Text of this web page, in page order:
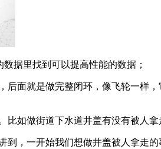
据里找到可以提高性能的数据；
就是做完整闭环，像飞轮一样
做街道下水道井盖有没有被人拿
一开始我们想做井盖被人拿走